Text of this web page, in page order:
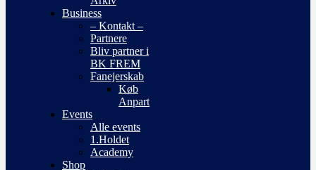
Business
– Kontakt –
Partnere
Bliv partner i
BK FREM
Fanejerskab
Køb
Anpart
Events
Alle events
1.Holdet
Academy
Shop